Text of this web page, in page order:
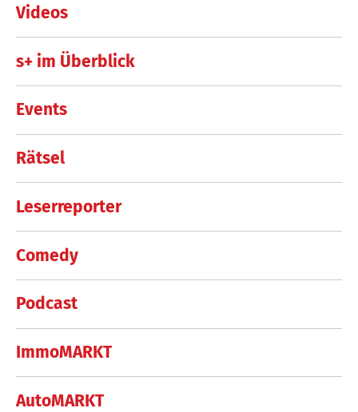
Videos
s+ im Überblick
Events
Rätsel
Leserreporter
Comedy
Podcast
ImmoMARKT
AutoMARKT